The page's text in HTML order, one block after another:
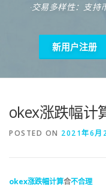
·交易多样性：支
新用户注册
okex涨跌幅计
POSTED ON 2021年6月
okex涨跌幅计算合不合理